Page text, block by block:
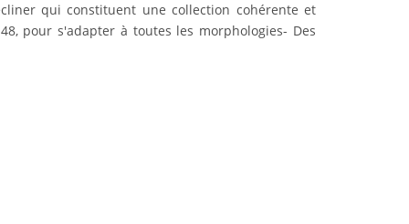
qui constituent une collection cohérente et
pour s'adapter à toutes les morphologies- Des